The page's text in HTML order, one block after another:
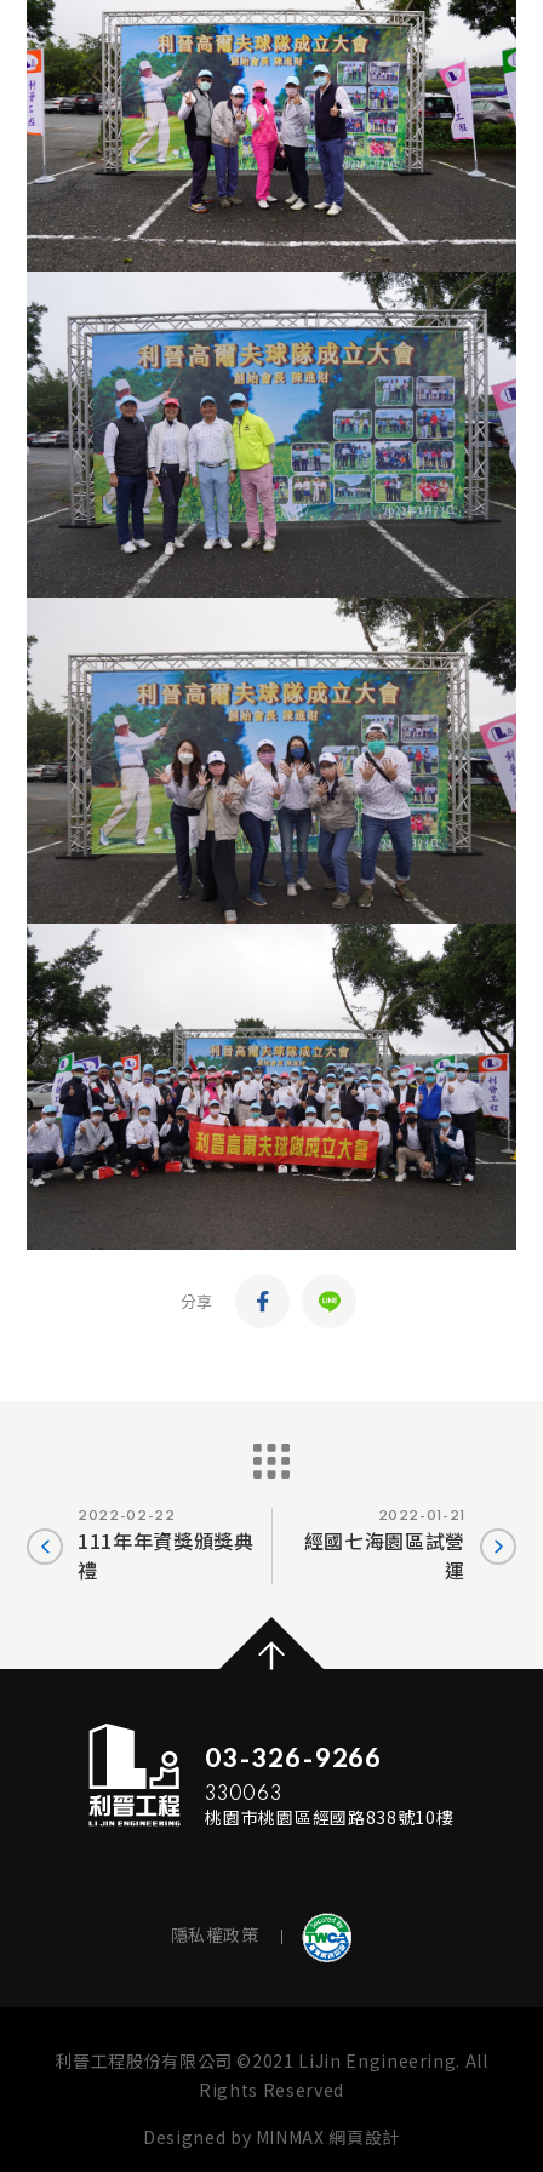
分享
2022-02-22
111年年資獎頒獎典
禮
2022-01-21
經國七海園區試營
運
03-326-9266
330063
桃園市桃園區經國路838號10樓
隱私權政策
利晉工程股份有限公司 ©2021 LiJin Engineering. All
Rights Reserved
Designed by MINMAX 網頁設計